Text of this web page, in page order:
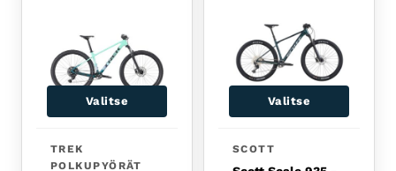
Valitse
TREK
POLKUPYÖRÄT
Valitse
SCOTT